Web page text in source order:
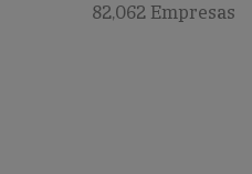
82,062 Empresas